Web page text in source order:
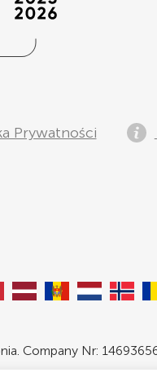
Prywatności
Company Nr: